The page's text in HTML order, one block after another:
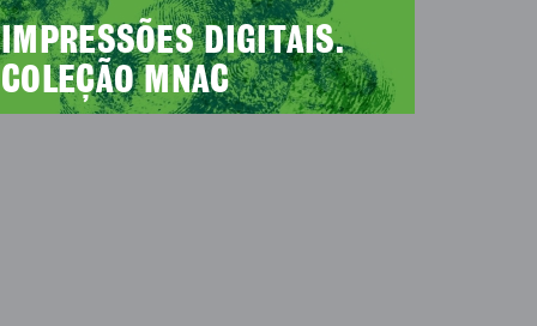
IMPRESSÕES DIGITAIS.
COLEÇÃO MNAC